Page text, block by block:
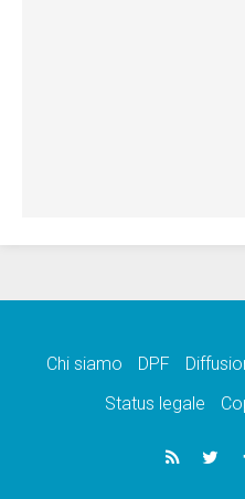
Chi siamo DPF
Status legale